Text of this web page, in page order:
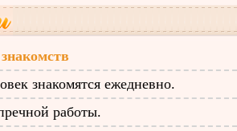
знакомятся ежедневно.
работы.